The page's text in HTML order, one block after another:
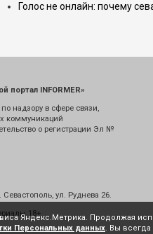
Голос не онлайн: почему
портал INFORMER»
надзору в сфере связи,
коммуникаций
о регистрации Эл №
ул. Руднева 26.
18+
Яндекс.Метрика. Продолжая
Персональных данных. Вы